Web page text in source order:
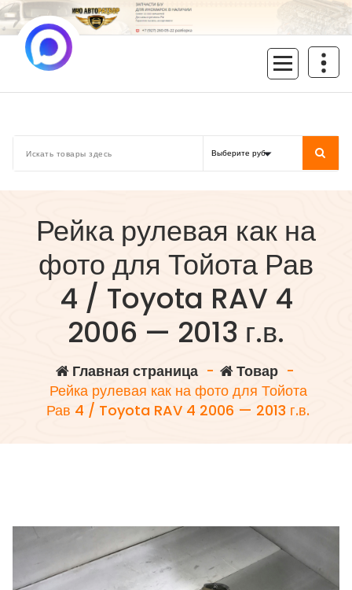
Перейти
к
содержимому
Рейка рулевая как на
фото для Тойота Рав
4 / Toyota RAV 4
2006 — 2013 г.в.
Главная страница- Товар-
Рейка рулевая как на фото для Тойота
Рав 4 / Toyota RAV 4 2006 — 2013 г.в.